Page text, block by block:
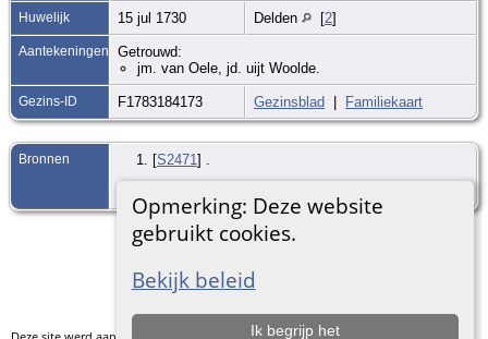
Opmerking: Deze website
gebruikt cookies.
Bekijk beleid
Ik begrijp het
Huwelijk 15 jul 1730 Delden [2]
Aantekeningen
Getrouwd:
jm. van Oele, jd. uijt Woolde.
Gezins-ID F1783184173 Gezinsblad | Familiekaart
Bronnen [S2471] .
Ga naar standaard site